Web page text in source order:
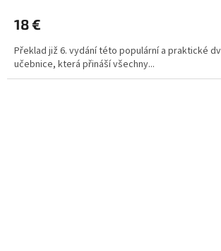
18 €
Překlad již 6. vydání této populární a praktické
učebnice, která přináší všechny...